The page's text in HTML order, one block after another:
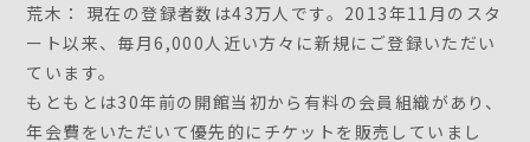
荒木： 現在の登録者数は43万人です。2013年11月のスタ
ート以来、毎月6,000人近い方々に新規にご登録いただい
ています。
もともとは30年前の開館当初から有料の会員組織があり、
年会費をいただいて優先的にチケットを販売していまし